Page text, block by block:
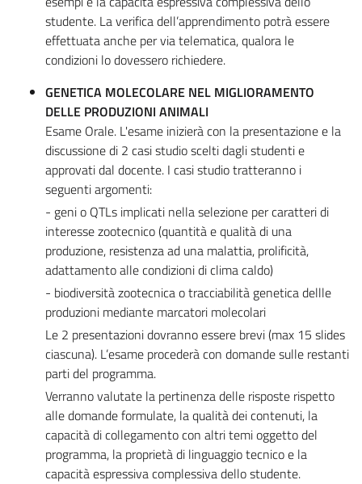
studente. La verifica dell’apprendimento potrà essere
effettuata anche per via telematica, qualora le
condizioni lo dovessero richiedere.
GENETICA MOLECOLARE NEL MIGLIORAMENTO
DELLE PRODUZIONI ANIMALI
Esame Orale. L'esame inizierà con la presentazione e la
discussione di 2 casi studio scelti dagli studenti e
approvati dal docente. I casi studio tratteranno i
seguenti argomenti:
- geni o QTLs implicati nella selezione per caratteri di
interesse zootecnico (quantità e qualità di una
produzione, resistenza ad una malattia, prolificità,
adattamento alle condizioni di clima caldo)
- biodiversità zootecnica o tracciabilità genetica dellle
produzioni mediante marcatori molecolari
Le 2 presentazioni dovranno essere brevi (max 15 slides
ciascuna). L’esame procederà con domande sulle restanti
parti del programma.
Verranno valutate la pertinenza delle risposte rispetto
alle domande formulate, la qualità dei contenuti, la
capacità di collegamento con altri temi oggetto del
programma, la proprietà di linguaggio tecnico e la
capacità espressiva complessiva dello studente.